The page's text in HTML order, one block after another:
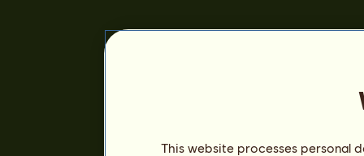
This website processes personal